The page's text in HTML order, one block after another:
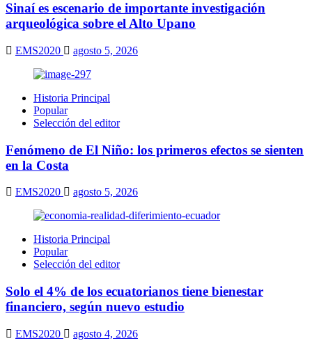
Sinaí es escenario de importante investigación
arqueológica sobre el Alto Upano
EMS2020 agosto 5, 2026
Historia Principal
Popular
Selección del editor
Fenómeno de El Niño: los primeros efectos se sienten
en la Costa
EMS2020 agosto 5, 2026
Historia Principal
Popular
Selección del editor
Solo el 4% de los ecuatorianos tiene bienestar
financiero, según nuevo estudio
EMS2020 agosto 4, 2026